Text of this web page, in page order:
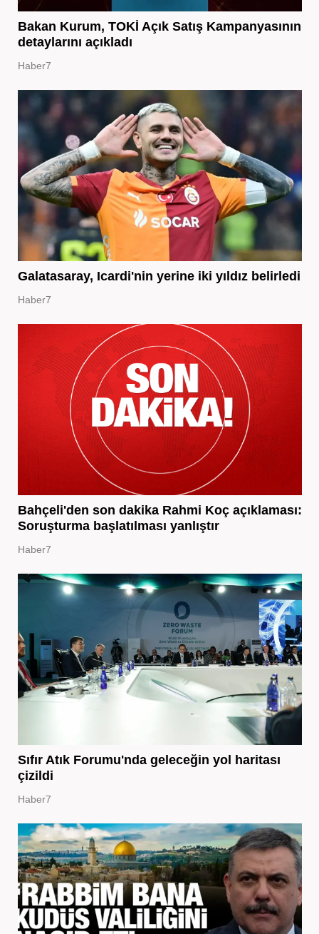
Bakan Kurum, TOKİ Açık Satış Kampanyasının
detaylarını açıkladı
Haber7
Galatasaray, Icardi'nin yerine iki yıldız belirledi
Haber7
Bahçeli'den son dakika Rahmi Koç açıklaması:
Soruşturma başlatılması yanlıştır
Haber7
Sıfır Atık Forumu'nda geleceğin yol haritası
çizildi
Haber7